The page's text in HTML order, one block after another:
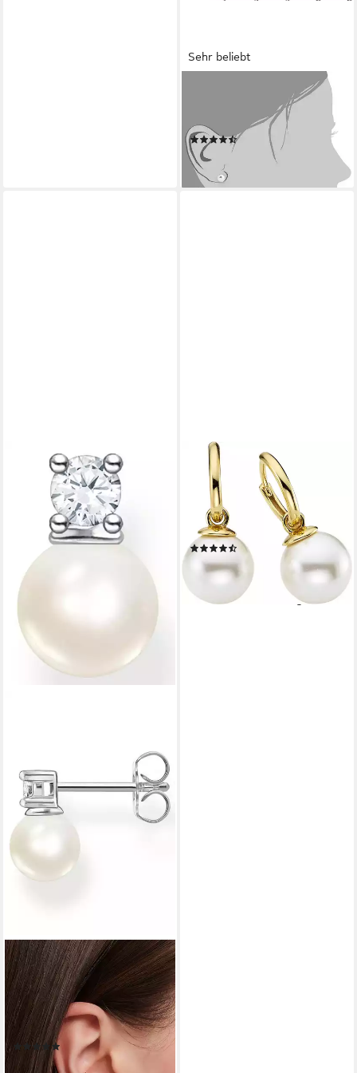
Sehr beliebt
Paar Ohrstecker, mit
Süßwasserzuchtperle
(73)
29,99 €
lieferbar - in 1-2 Werktagen bei dir
THOMAS SABO
Single-Ohrstecker Perle mit
weißem Stein, mit Zirkonia
(synth) - mit
Süßwasserzuchtperle
37,00 €
FIRETTI
Paar Creolen Schmuck
Geschenk Silber 925
Ohrschmuck Ohrringe, mit
Perle (synth) - Einhänger
abnehmbar(3)
84,39 € UVP
lieferbar - in 1-2 Werktagen bei dir